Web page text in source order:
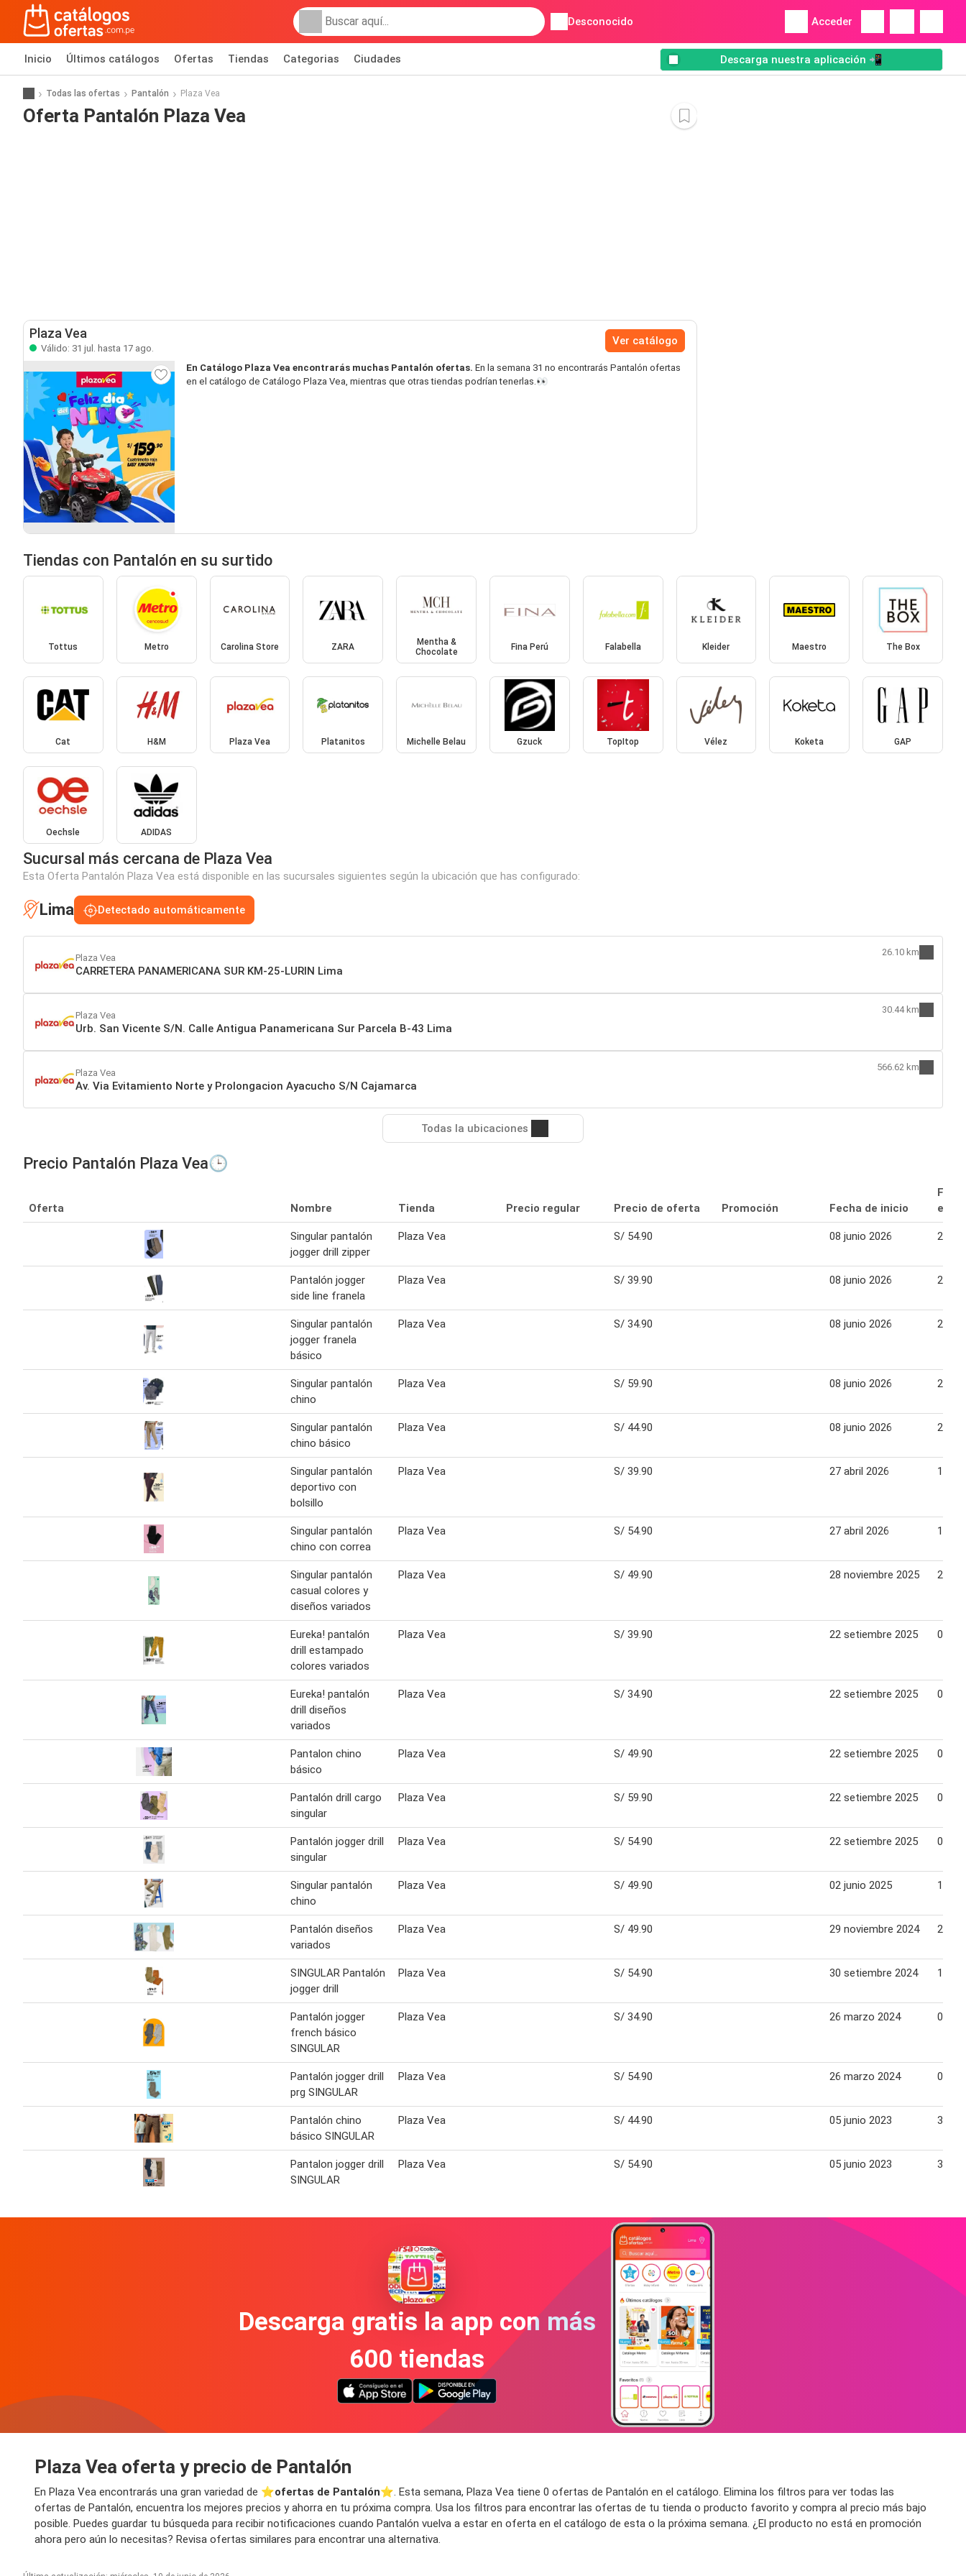
Desconocido Acceder
Inicio Últimos catálogos Ofertas Tiendas Categorias Ciudades Descarga nuestra aplicación 📲
Todas las ofertas Pantalón Plaza Vea
Oferta Pantalón Plaza Vea
Plaza Vea
Válido: 31 jul. hasta 17 ago.
Ver catálogo
En Catálogo Plaza Vea encontrarás muchas Pantalón ofertas. En la semana 31 no encontrarás Pantalón ofertas
en el catálogo de Catálogo Plaza Vea, mientras que otras tiendas podrían tenerlas.👀
Tiendas con Pantalón en su surtido
Tottus Metro Carolina Store ZARA
Mentha &
Chocolate
Fina Perú Falabella Kleider Maestro The Box
Cat H&M Plaza Vea Platanitos Michelle Belau Gzuck TopItop Vélez Koketa GAP
Oechsle ADIDAS
Sucursal más cercana de Plaza Vea
Esta Oferta Pantalón Plaza Vea está disponible en las sucursales siguientes según la ubicación que has configurado:
Lima Detectado automáticamente
Plaza Vea
CARRETERA PANAMERICANA SUR KM-25-LURIN Lima
26.10 km
Plaza Vea
Urb. San Vicente S/N. Calle Antigua Panamericana Sur Parcela B-43 Lima
30.44 km
Plaza Vea
Av. Via Evitamiento Norte y Prolongacion Ayacucho S/N Cajamarca
566.62 km
Todas la ubicaciones
Precio Pantalón Plaza Vea🕒
Oferta Nombre Tienda Precio regular Precio de oferta Promoción Fecha de inicio
Singular pantalón
jogger drill zipper
Plaza Vea S/ 54.90 08 junio 2026 21
Pantalón jogger
side line franela
Plaza Vea S/ 39.90 08 junio 2026 21
Singular pantalón
jogger franela
básico
Plaza Vea S/ 34.90 08 junio 2026 21
Singular pantalón
chino
Plaza Vea S/ 59.90 08 junio 2026 21
Singular pantalón
chino básico
Plaza Vea S/ 44.90 08 junio 2026 21
Singular pantalón
deportivo con
bolsillo
Plaza Vea S/ 39.90 27 abril 2026 11
Singular pantalón
chino con correa
Plaza Vea S/ 54.90 27 abril 2026 11
Singular pantalón
casual colores y
diseños variados
Plaza Vea S/ 49.90 28 noviembre 2025 25
Eureka! pantalón
drill estampado
colores variados
Plaza Vea S/ 39.90 22 setiembre 2025 06
Eureka! pantalón
drill diseños
variados
Plaza Vea S/ 34.90 22 setiembre 2025 06
Pantalon chino
básico
Plaza Vea S/ 49.90 22 setiembre 2025 05
Pantalón drill cargo
singular
Plaza Vea S/ 59.90 22 setiembre 2025 05
Pantalón jogger drill
singular
Plaza Vea S/ 54.90 22 setiembre 2025 05
Singular pantalón
chino
Plaza Vea S/ 49.90 02 junio 2025 15
Pantalón diseños
variados
Plaza Vea S/ 49.90 29 noviembre 2024 25
SINGULAR Pantalón
jogger drill
Plaza Vea S/ 54.90 30 setiembre 2024 13
Pantalón jogger
french básico
SINGULAR
Plaza Vea S/ 34.90 26 marzo 2024 07
Pantalón jogger drill
prg SINGULAR
Plaza Vea S/ 54.90 26 marzo 2024 07
Pantalón chino
básico SINGULAR
Plaza Vea S/ 44.90 05 junio 2023 30
Pantalon jogger drill
SINGULAR
Plaza Vea S/ 54.90 05 junio 2023 30
Descarga gratis la app con más
600 tiendas
Plaza Vea oferta y precio de Pantalón
En Plaza Vea encontrarás una gran variedad de ⭐️ofertas de Pantalón⭐️. Esta semana, Plaza Vea tiene 0 ofertas de Pantalón en el catálogo. Elimina los filtros para ver todas las
ofertas de Pantalón, encuentra los mejores precios y ahorra en tu próxima compra. Usa los filtros para encontrar las ofertas de tu tienda o producto favorito y compra al precio más bajo
posible. Puedes guardar tu búsqueda para recibir notificaciones cuando Pantalón vuelva a estar en oferta en el catálogo de esta o la próxima semana. ¿El producto no está en promoción
ahora pero aún lo necesitas? Revisa ofertas similares para encontrar una alternativa.